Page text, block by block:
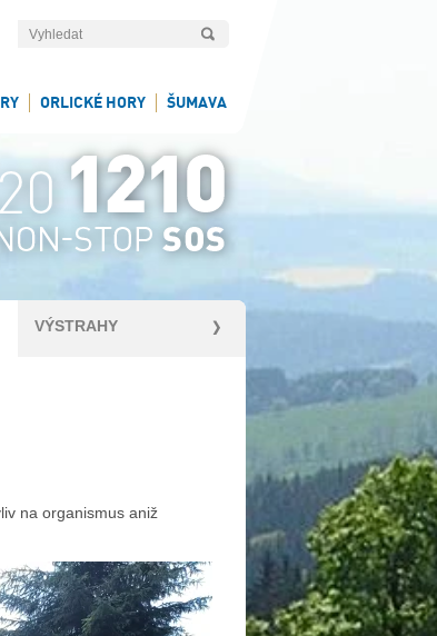
ORLICKÉ HORY ŠUMAVA
VÝSTRAHY
na organismus aniž